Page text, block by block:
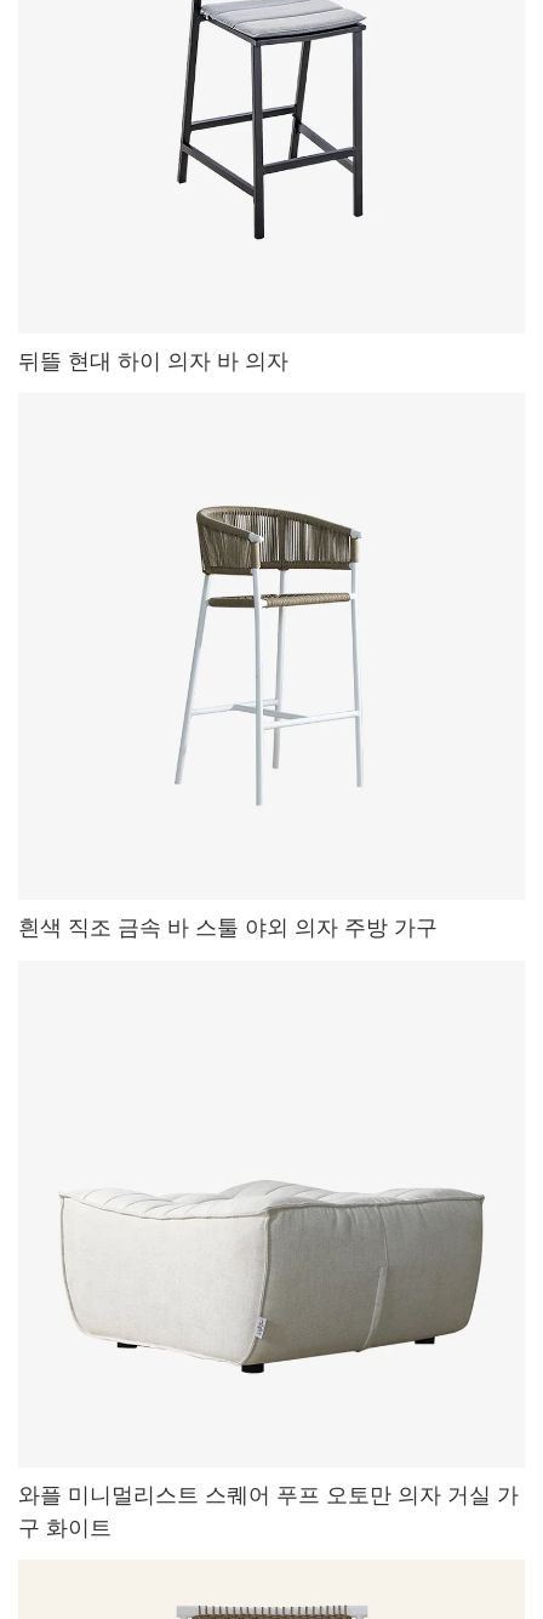
뒤뜰 현대 하이 의자 바 의자
흰색 직조 금속 바 스툴 야외 의자 주방 가구
와플 미니멀리스트 스퀘어 푸프 오토만 의자 거실 가
구 화이트